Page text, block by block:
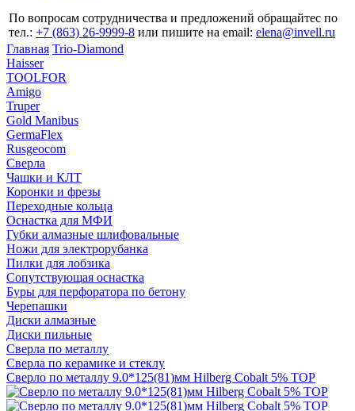
По вопросам сотрудничества и предложений обращайтес по
тел.: +7 (863) 26‐9999‐8 или пишите на email: elena@invell.ru
Главная Trio-Diamond
Haisser
TOOLFOR
Amigo
Truper
Gold Manibus
GermaFlex
Rusgeocom
Сверла
Чашки и КЛТ
Коронки и фрезы
Переходные кольца
Оснастка для МФИ
Губки алмазные шлифовальные
Ножи для электрорубанка
Пилки для лобзика
Сопутствующая оснастка
Буры для перфоратора по бетону
Черепашки
Диски алмазные
Диски пильные
Сверла по металлу
Сверла по керамике и стеклу
Сверло по металлу 9.0*125(81)мм Hilberg Cobalt 5% TOP